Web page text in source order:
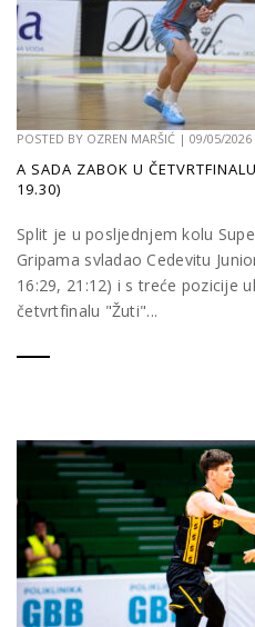
POSTED BY OZREN MARŠIĆ | 09/05/2026
A SADA ZABOK U
19.30)
Split je u posljednjem kolu
Gripama svladao Cedevitu
16:29, 21:12) i s treće pozicije
četvrtfinalu "Žuti"...